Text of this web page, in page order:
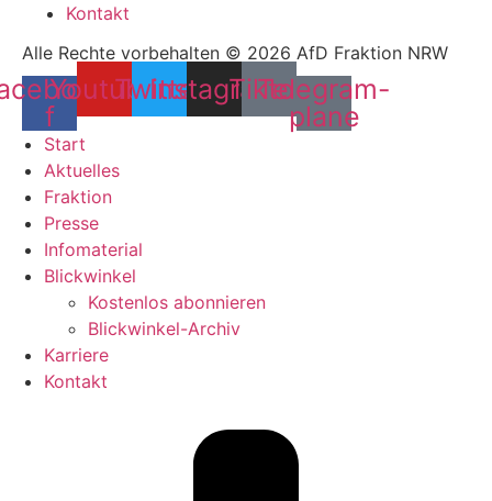
Kontakt
Alle Rechte vorbehalten © 2026 AfD Fraktion NRW
f
YoutubeTwitter
Instagram
Tiktok
Telegram-
plane
Start
Aktuelles
Fraktion
Presse
Infomaterial
Blickwinkel
Kostenlos abonnieren
Blickwinkel-Archiv
Karriere
Kontakt